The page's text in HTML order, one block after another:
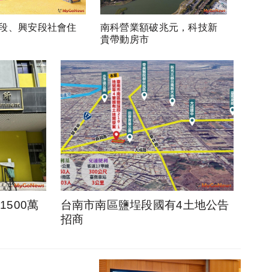
、興安段社會住
南科營業額破兆元，科技新
貴帶動房市
萬
台南市南區鹽埕段國有4土地公告
招商